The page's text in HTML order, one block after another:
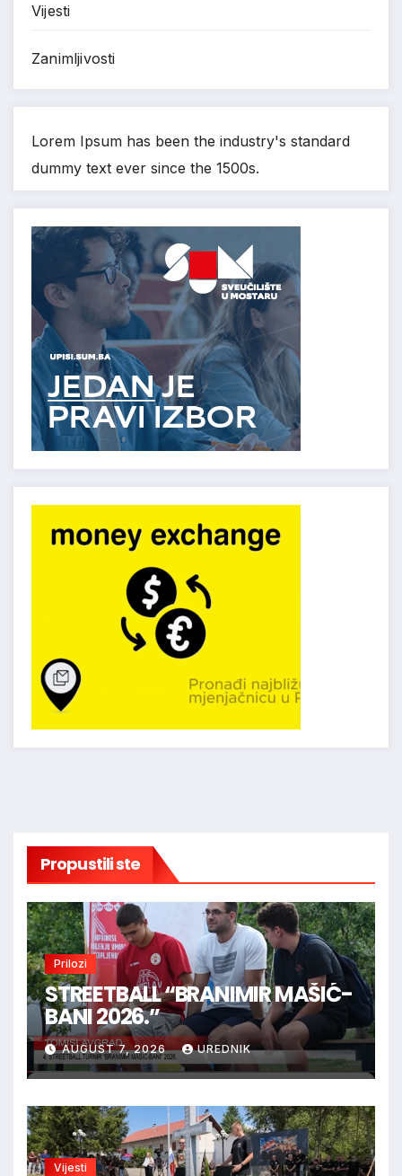
Vijesti
Zanimljivosti
Lorem Ipsum has been the industry's standard
dummy text ever since the 1500s.
Propustili ste
Prilozi
STREETBALL “BRANIMIR MAŠIĆ-
BANI 2026.”
AUGUST 7, 2026 UREDNIK
Vijesti